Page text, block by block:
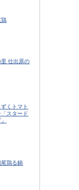
鶏
仕出原の
くトマト
スタード
鶏る鍋